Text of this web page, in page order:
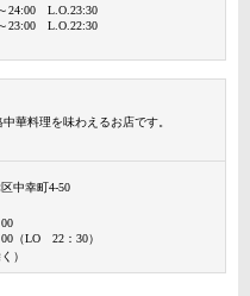
24:00 L.O.23:30
23:00 L.O.22:30
華料理を味わえるお店です。
中幸町4-50
（LO 22：30）
）